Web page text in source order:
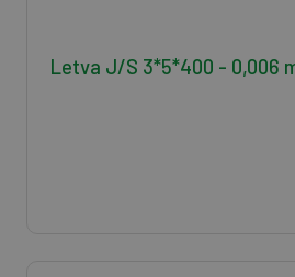
Letva J/S 3*5*400 - 0,006